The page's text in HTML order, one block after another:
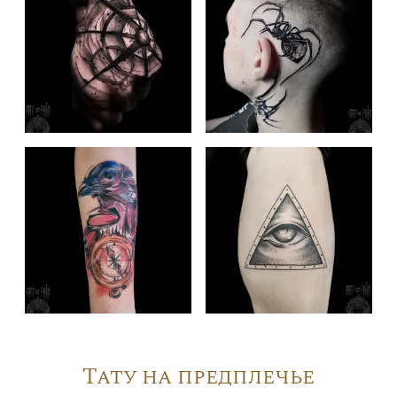
Тату на предплечье